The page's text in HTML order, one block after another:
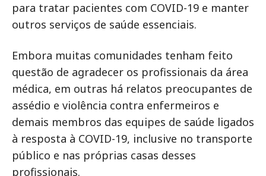
para tratar pacientes com COVID-19 e manter
outros serviços de saúde essenciais.
Embora muitas comunidades tenham feito
questão de agradecer os profissionais da área
médica, em outras há relatos preocupantes de
assédio e violência contra enfermeiros e
demais membros das equipes de saúde ligados
à resposta à COVID-19, inclusive no transporte
público e nas próprias casas desses
profissionais.